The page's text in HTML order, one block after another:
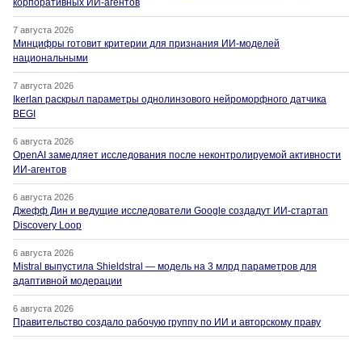
корпоративных ИИ-агентов
7 августа 2026
Минцифры готовит критерии для признания ИИ-моделей
национальными
7 августа 2026
Ikerlan раскрыл параметры однолинзового нейроморфного датчика
BEGI
6 августа 2026
OpenAI замедляет исследования после неконтролируемой активности
ИИ-агентов
6 августа 2026
Джефф Дин и ведущие исследователи Google создадут ИИ-стартап
Discovery Loop
6 августа 2026
Mistral выпустила Shieldstral — модель на 3 млрд параметров для
адаптивной модерации
6 августа 2026
Правительство создало рабочую группу по ИИ и авторскому праву